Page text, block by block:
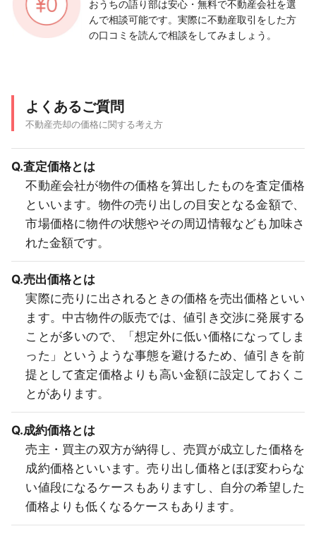
おうちの語り部は安心・無料で不動産会社を選
んで相談可能です。実際に不動産取引をした方
の口コミを読んで相談をしてみましょう。
よくあるご質問
不動産売却の価格に関する考え方
Q.査定価格とは
不動産会社が物件の価格を算出したものを査定価格
といいます。物件の売り出しの目安となる金額で、
市場価格に物件の状態やその周辺情報なども加味さ
れた金額です。
Q.売出価格とは
実際に売りに出されるときの価格を売出価格といい
ます。中古物件の販売では、値引き交渉に発展する
ことが多いので、「想定外に低い価格になってしま
った」というような事態を避けるため、値引きを前
提として査定価格よりも高い金額に設定しておくこ
とがあります。
Q.成約価格とは
売主・買主の双方が納得し、売買が成立した価格を
成約価格といいます。売り出し価格とほぼ変わらな
い値段になるケースもありますし、自分の希望した
価格よりも低くなるケースもあります。